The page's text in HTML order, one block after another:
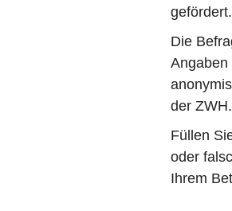
gefördert.
Die
Angaben
der ZWH.
Füllen
oder
Ihrem